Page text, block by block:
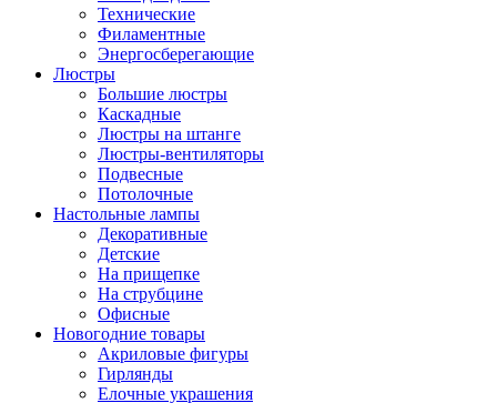
Технические
Филаментные
Энергосберегающие
Люстры
Большие люстры
Каскадные
Люстры на штанге
Люстры-вентиляторы
Подвесные
Потолочные
Настольные лампы
Декоративные
Детские
На прищепке
На струбцине
Офисные
Новогодние товары
Акриловые фигуры
Гирлянды
Елочные украшения